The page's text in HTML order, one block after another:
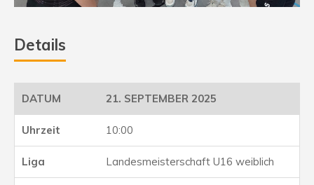
Details
21. SEPTEMBER 2025
10:00
Landesmeisterschaft U16 weiblich